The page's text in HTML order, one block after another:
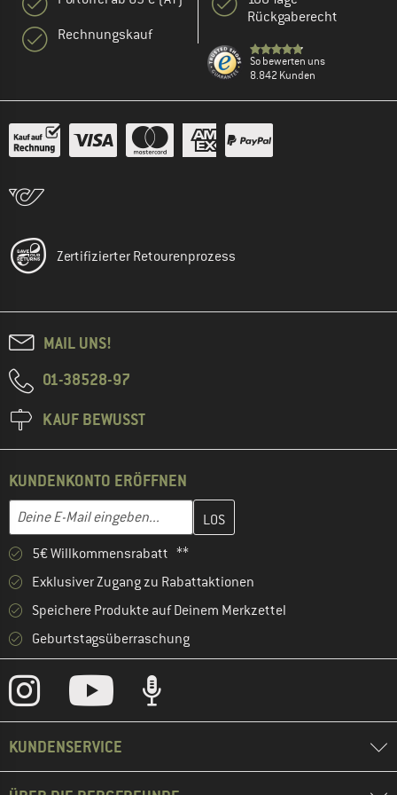
Rechnungskauf
Rückgaberecht
So bewerten uns
8.842 Kunden
Zertifizierter Retourenprozess
MAIL UNS!
01-38528-97
KAUF BEWUSST
KUNDENKONTO ERÖFFNEN
E-Mail-Adresse
Gib hier deine E-Mail-Adresse ein und erstelle im nächsten
5€ Willkommensrabatt **
Exklusiver Zugang zu Rabattaktionen
Speichere Produkte auf Deinem Merkzettel
Geburtstagsüberraschung
KUNDENSERVICE